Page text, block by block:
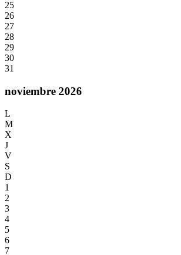
25
26
27
28
29
30
31
noviembre 2026
L
M
X
J
V
S
D
1
2
3
4
5
6
7